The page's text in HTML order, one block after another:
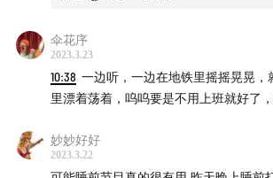
Battles丨HUSH
玛尼诺夫丨伍佰&China Blue
🎶 音乐流派系列
蓝调 Blues丨
魂乐 Soul丨数学摇滚 Math Rock 丨凯
伞花序
2023.3.23
10:38 一边听，一边在地铁里摇摇晃晃，
里漂着荡着，呜呜要是不用上班就好了，
妙妙好好
2023.3.22